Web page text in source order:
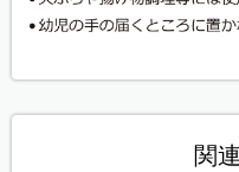
関